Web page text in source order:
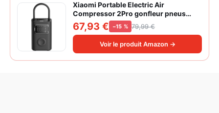
Xiaomi Portable Electric Air
Compressor 2Pro gonfleur pneus
voiture | ±1PSI Contrôle pression
pneus, 45s gonflage rapide, batterie
longue durée, avec éclairage, grand
cylindre à air 27 mm
67,93 € −15 % 79,99 €
Voir le produit Amazon →